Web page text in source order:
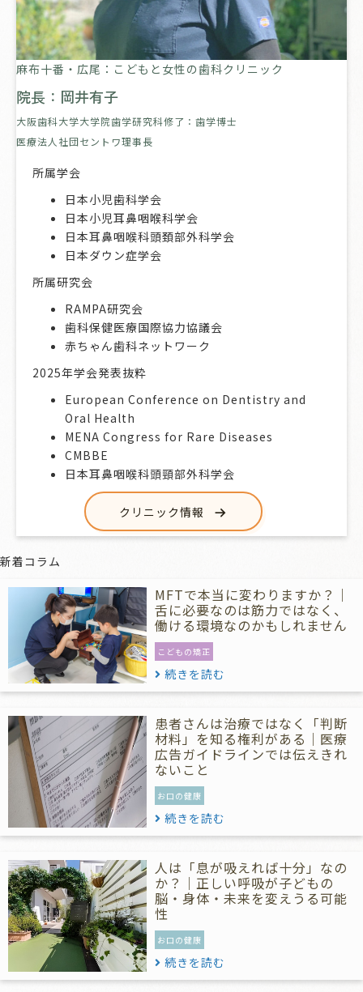
麻布十番・広尾：こどもと女性の歯科クリニック
院長：岡井有子
大阪歯科大学大学院歯学研究科修了：歯学博士
医療法人社団セントワ理事長
所属学会
日本小児歯科学会
日本小児耳鼻咽喉科学会
日本耳鼻咽喉科頭頚部外科学会
日本ダウン症学会
所属研究会
RAMPA研究会
歯科保健医療国際協力協議会
赤ちゃん歯科ネットワーク
2025年学会発表抜粋
European Conference on Dentistry and
Oral Health
MENA Congress for Rare Diseases
CMBBE
日本耳鼻咽喉科頭頸部外科学会
クリニック情報
新着コラム
MFTで本当に変わりますか？｜
舌に必要なのは筋力ではなく、
働ける環境なのかもしれません
こどもの矯正
続きを読む
患者さんは治療ではなく「判断
材料」を知る権利がある｜医療
広告ガイドラインでは伝えきれ
ないこと
お口の健康
続きを読む
人は「息が吸えれば十分」なの
か？｜正しい呼吸が子どもの
脳・身体・未来を変えうる可能
性
お口の健康
続きを読む